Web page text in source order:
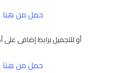
حمل من هنا
أو للتجميل برابط إضافى على
حمل من هنا